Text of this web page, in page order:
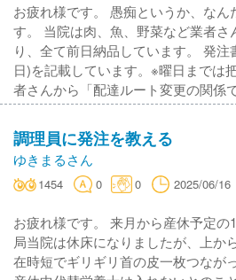
お疲れ様です。 愚痴というか、な
す。 当院は肉、魚、野菜など業者さ
り、全て前日納品しています。 発
日)を記載しています。※曜日までは
者さんから「配達ルート変更の関係
調理員に発注を教える
ゆきまるさん
1454 0 0 2025/06/16
お疲れ様です。 来月から産休予定
局当院は休床になりましたが、上か
在時短でギリギリ首の皮一枚つなが